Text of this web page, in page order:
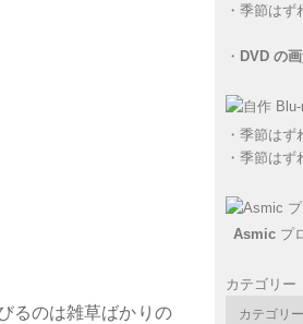
るのは雑草ばかりの
・ 季節はず
・ DVD の
・ 季節はず
・ 季節はず
Asmic プ
カテゴリー